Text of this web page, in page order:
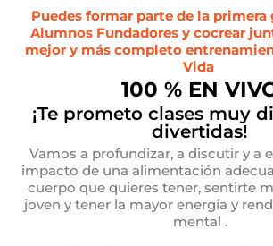
Puedes formar parte de la primera
Alumnos Fundadores y cocrear
mejor y más completo
Vida
100 % EN
¡Te prometo clases muy
divertidas!
Vamos a profundizar, a discutir y a
impacto de una alimentación
cuerpo que quieres tener, sentirte
joven y tener la mayor energía y
mental .